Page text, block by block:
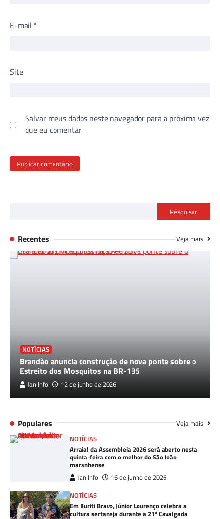
E-mail *
Site
Salvar meus dados neste navegador para a próxima vez
que eu comentar.
Pesquisar
Recentes Veja mais
NOTÍCIAS
Brandão anuncia construção de nova ponte sobre o
Estreito dos Mosquitos na BR-135
Jan Info 12 de junho de 2026
Populares Veja mais
NOTÍCIAS
Arraial da Assembleia 2026 será aberto nesta
quinta-feira com o melhor do São João
maranhense
Jan Info
16 de junho de 2026
NOTÍCIAS
Em Buriti Bravo, Júnior Lourenço celebra a
cultura sertaneja durante a 21ª Cavalgada